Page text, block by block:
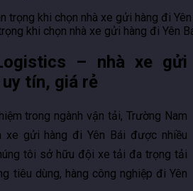
khi chọn nhà xe gửi hàng đi Yên
– nhà xe gửi
tín, giá rẻ
trong ngành vận tải, Trường Nam
gửi hàng đi Yên Bái được nhiều
tôi sở hữu đội xe tải đa trọng tải
tiêu dùng, hàng công nghiệp đi Yên